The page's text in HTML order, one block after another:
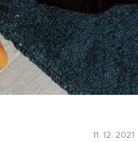
Posted
11. 12. 2021